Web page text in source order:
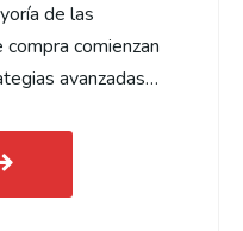
de las
comienzan
avanzadas…